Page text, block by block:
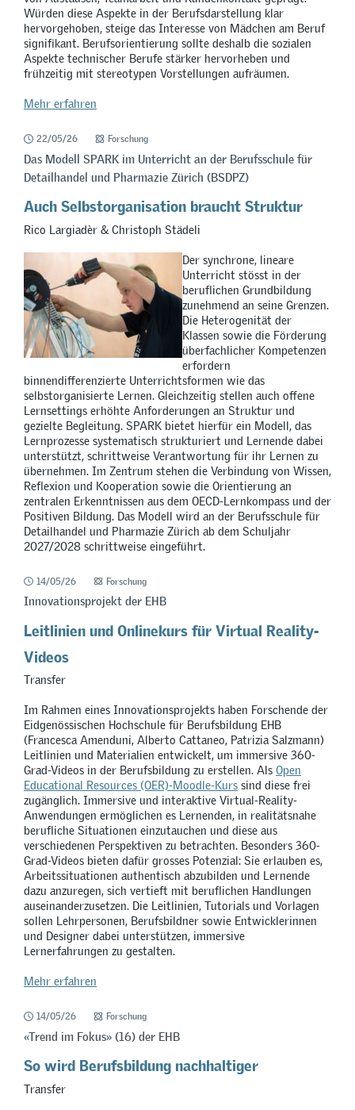
Würden diese Aspekte in der Berufsdarstellung klar
hervorgehoben, steige das Interesse von Mädchen am Beruf
signifikant. Berufsorientierung sollte deshalb die sozialen
Aspekte technischer Berufe stärker hervorheben und
frühzeitig mit stereotypen Vorstellungen aufräumen.
Mehr erfahren
22/05/26 Forschung
Das Modell SPARK im Unterricht an der Berufsschule für
Detailhandel und Pharmazie Zürich (BSDPZ)
Auch Selbstorganisation braucht Struktur
Rico Largiadèr & Christoph Städeli
Der synchrone, lineare
Unterricht stösst in der
beruflichen Grundbildung
zunehmend an seine Grenzen.
Die Heterogenität der
Klassen sowie die Förderung
überfachlicher Kompetenzen
erfordern
binnendifferenzierte Unterrichtsformen wie das
selbstorganisierte Lernen. Gleichzeitig stellen auch offene
Lernsettings erhöhte Anforderungen an Struktur und
gezielte Begleitung. SPARK bietet hierfür ein Modell, das
Lernprozesse systematisch strukturiert und Lernende dabei
unterstützt, schrittweise Verantwortung für ihr Lernen zu
übernehmen. Im Zentrum stehen die Verbindung von Wissen,
Reflexion und Kooperation sowie die Orientierung an
zentralen Erkenntnissen aus dem OECD-Lernkompass und der
Positiven Bildung. Das Modell wird an der Berufsschule für
Detailhandel und Pharmazie Zürich ab dem Schuljahr
2027/2028 schrittweise eingeführt.
14/05/26 Forschung
Innovationsprojekt der EHB
Leitlinien und Onlinekurs für Virtual Reality-
Videos
Transfer
Im Rahmen eines Innovationsprojekts haben Forschende der
Eidgenössischen Hochschule für Berufsbildung EHB
(Francesca Amenduni, Alberto Cattaneo, Patrizia Salzmann)
Leitlinien und Materialien entwickelt, um immersive 360-
Grad-Videos in der Berufsbildung zu erstellen. Als Open
Educational Resources (OER)-Moodle-Kurs sind diese frei
zugänglich. Immersive und interaktive Virtual-Reality-
Anwendungen ermöglichen es Lernenden, in realitätsnahe
berufliche Situationen einzutauchen und diese aus
verschiedenen Perspektiven zu betrachten. Besonders 360-
Grad-Videos bieten dafür grosses Potenzial: Sie erlauben es,
Arbeitssituationen authentisch abzubilden und Lernende
dazu anzuregen, sich vertieft mit beruflichen Handlungen
auseinanderzusetzen. Die Leitlinien, Tutorials und Vorlagen
sollen Lehrpersonen, Berufsbildner sowie Entwicklerinnen
und Designer dabei unterstützen, immersive
Lernerfahrungen zu gestalten.
Mehr erfahren
14/05/26 Forschung
«Trend im Fokus» (16) der EHB
So wird Berufsbildung nachhaltiger
Transfer